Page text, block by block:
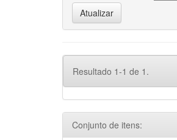
Resultado 1-1 de 1.
Conjunto de itens: